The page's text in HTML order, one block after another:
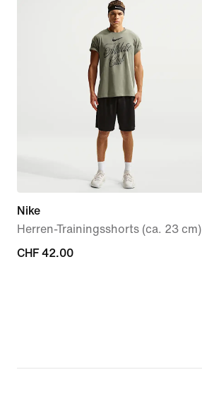
Nike
Herren-Trainingsshorts (ca. 23 cm)
CHF 42.00
CHF 42.00